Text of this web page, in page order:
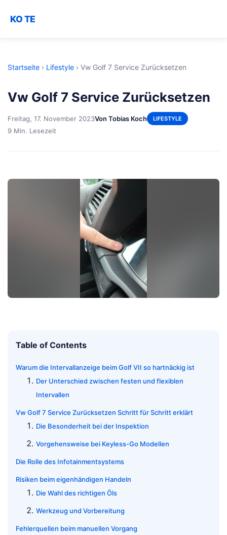
KO TE
Startseite › Lifestyle › Vw Golf 7 Service Zurücksetzen
Vw Golf 7 Service Zurücksetzen
Freitag, 17. November 2023Von Tobias Koch LIFESTYLE
9 Min. Lesezeit
Table of Contents
Warum die Intervallanzeige beim Golf VII so hartnäckig ist
Der Unterschied zwischen festen und flexiblen
Intervallen
Vw Golf 7 Service Zurücksetzen Schritt für Schritt erklärt
Die Besonderheit bei der Inspektion
Vorgehensweise bei Keyless-Go Modellen
Die Rolle des Infotainmentsystems
Risiken beim eigenhändigen Handeln
Die Wahl des richtigen Öls
Werkzeug und Vorbereitung
Fehlerquellen beim manuellen Vorgang